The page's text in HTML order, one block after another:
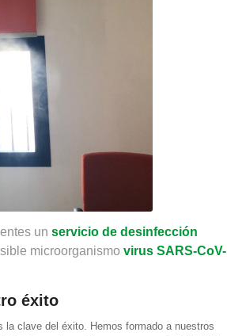
unservicio de desinfección
microorganismovirus SARS-CoV-
éxito
la clave del éxito. Hemos formado a nuestros